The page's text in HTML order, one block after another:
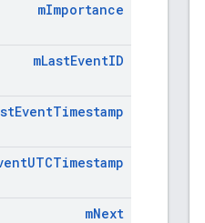
mImportance
mLastEventID
EventTimestamp
UTCTimestamp
mNext